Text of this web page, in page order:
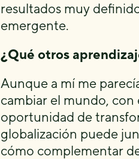
resultados muy
emergente.
¿Qué otros
Aunque a mí me
cambiar el mundo, con
oportunidad de
globalización puede
cómo complementar